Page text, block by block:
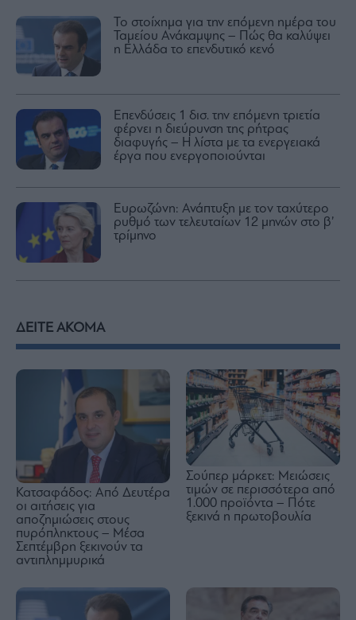
Το στοίχημα για την επόμενη ημέρα του
Ταμείου Ανάκαμψης – Πώς θα καλύψει
η Ελλάδα το επενδυτικό κενό
Επενδύσεις 1 δισ. την επόμενη τριετία
φέρνει η διεύρυνση της ρήτρας
διαφυγής – Η λίστα με τα ενεργειακά
έργα που ενεργοποιούνται
Ευρωζώνη: Ανάπτυξη με τον ταχύτερο
ρυθμό των τελευταίων 12 μηνών στο β’
τρίμηνο
ΔΕΙΤΕ ΑΚΟΜΑ
Κατσαφάδος: Από Δευτέρα
οι αιτήσεις για
αποζημιώσεις στους
πυρόπληκτους – Μέσα
Σεπτέμβρη ξεκινούν τα
αντιπλημμυρικά
Σούπερ μάρκετ: Μειώσεις
τιμών σε περισσότερα από
1.000 προϊόντα – Πότε
ξεκινά η πρωτοβουλία